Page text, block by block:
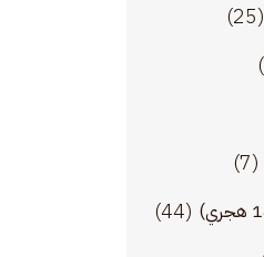
(25)
(7)
(44)